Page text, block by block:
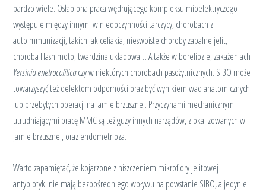
bardzo wiele. Osłabiona praca wędrującego kompleksu mioelektryczego
występuje między innymi w niedoczynności tarczycy, chorobach z
autoimmunizacji, takich jak celiakia, nieswoiste choroby zapalne jelit,
choroba Hashimoto, twardzina układowa… A także w boreliozie, zakażeniach
Yersinia enetrocoliticaczy w niektórych chorobach pasożytnicznych. SIBO może
towarzyszyć też defektom odporności oraz być wynikiem wad anatomicznych
lub przebytych operacji na jamie brzusznej. Przyczynami mechanicznymi
utrudniającymi pracę MMC są też guzy innych narządów, zlokalizowanych w
jamie brzusznej, oraz endometrioza.
Warto zapamiętać, że kojarzone z niszczeniem mikroflory jelitowej
antybiotyki nie mają bezpośredniego wpływu na powstanie SIBO, a jedynie